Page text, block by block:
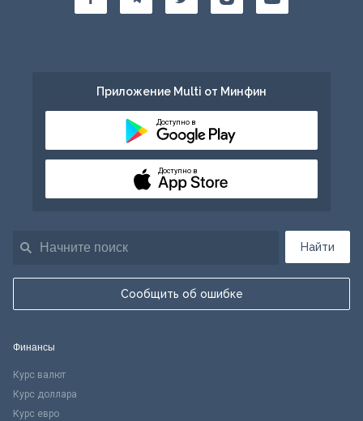
Найти
Сообщить об ошибке
Приложение Multi от Минфин
Доступно в
Доступно в
Финансы
Курс валют
Курс доллара
Курс евро